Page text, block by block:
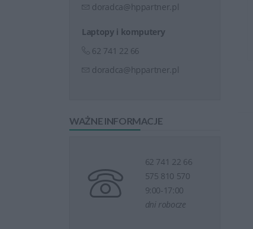
doradca@hppartner.pl
Laptopy i komputery
62 741 22 66
doradca@hppartner.pl
WAŻNE INFORMACJE
62 741 22 66
575 810 570
9:00-17:00
dni robocze